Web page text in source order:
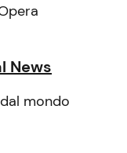
News
mondo